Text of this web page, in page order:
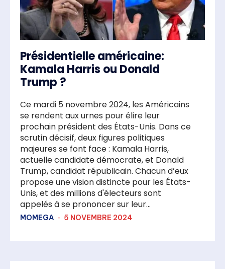
Présidentielle américaine:
Kamala Harris ou Donald
Trump ?
Ce mardi 5 novembre 2024, les Américains
se rendent aux urnes pour élire leur
prochain président des États-Unis. Dans ce
scrutin décisif, deux figures politiques
majeures se font face : Kamala Harris,
actuelle candidate démocrate, et Donald
Trump, candidat républicain. Chacun d’eux
propose une vision distincte pour les États-
Unis, et des millions d'électeurs sont
appelés à se prononcer sur leur...
MOMEGA - 5 NOVEMBRE 2024